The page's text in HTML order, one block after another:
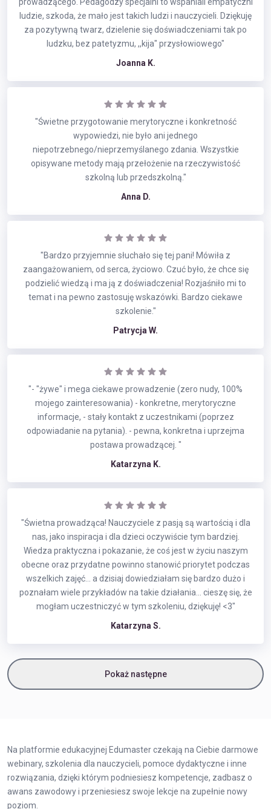
prowadzącego. Pedagodzy specjalni to wspaniali empatyczni
ludzie, szkoda, że mało jest takich ludzi i nauczycieli. Dziękuję
za pozytywną twarz, dzielenie się doświadczeniami tak po
ludzku, bez patetyzmu, ,,kija" przysłowiowego"
Joanna K.
"Świetne przygotowanie merytoryczne i konkretność
wypowiedzi, nie było ani jednego
niepotrzebnego/nieprzemyślanego zdania. Wszystkie
opisywane metody mają przełożenie na rzeczywistość
szkolną lub przedszkolną."
Anna D.
"Bardzo przyjemnie słuchało się tej pani! Mówiła z
zaangażowaniem, od serca, życiowo. Czuć było, że chce się
podzielić wiedzą i ma ją z doświadczenia! Rozjaśniło mi to
temat i na pewno zastosuję wskazówki. Bardzo ciekawe
szkolenie."
Patrycja W.
"- "żywe" i mega ciekawe prowadzenie (zero nudy, 100%
mojego zainteresowania) - konkretne, merytoryczne
informacje, - stały kontakt z uczestnikami (poprzez
odpowiadanie na pytania). - pewna, konkretna i uprzejma
postawa prowadzącej. "
Katarzyna K.
"Świetna prowadząca! Nauczyciele z pasją są wartością i dla
nas, jako inspiracja i dla dzieci oczywiście tym bardziej.
Wiedza praktyczna i pokazanie, że coś jest w życiu naszym
obecne oraz przydatne powinno stanowić priorytet podczas
wszelkich zajęć... a dzisiaj dowiedziałam się bardzo dużo i
poznałam wiele przykładów na takie działania... cieszę się, że
mogłam uczestniczyć w tym szkoleniu, dziękuję! <3"
Katarzyna S.
Pokaż następne
Na platformie edukacyjnej Edumaster czekają na Ciebie darmowe
webinary, szkolenia dla nauczycieli, pomoce dydaktyczne i inne
rozwiązania, dzięki którym podniesiesz kompetencje, zadbasz o
awans zawodowy i przeniesiesz swoje lekcje na zupełnie nowy
poziom.